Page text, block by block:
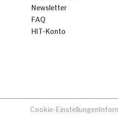
Newsletter
FAQ
HIT-Konto
Cookie-Einstellungen